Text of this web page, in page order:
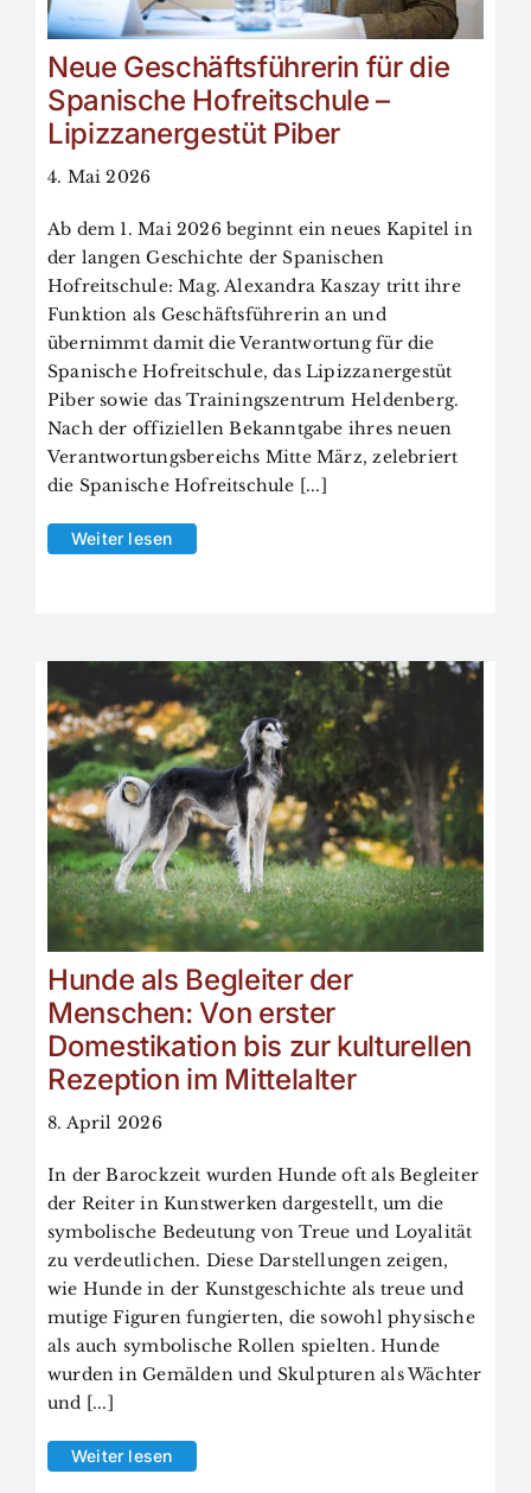
Neue Geschäftsführerin für die
Spanische Hofreitschule –
Lipizzanergestüt Piber
4. Mai 2026
Ab dem 1. Mai 2026 beginnt ein neues Kapitel in
der langen Geschichte der Spanischen
Hofreitschule: Mag. Alexandra Kaszay tritt ihre
Funktion als Geschäftsführerin an und
übernimmt damit die Verantwortung für die
Spanische Hofreitschule, das Lipizzanergestüt
Piber sowie das Trainingszentrum Heldenberg.
Nach der offiziellen Bekanntgabe ihres neuen
Verantwortungsbereichs Mitte März, zelebriert
die Spanische Hofreitschule [...]
Weiter lesen
Hunde als Begleiter der
Menschen: Von erster
Domestikation bis zur kulturellen
Rezeption im Mittelalter
8. April 2026
In der Barockzeit wurden Hunde oft als Begleiter
der Reiter in Kunstwerken dargestellt, um die
symbolische Bedeutung von Treue und Loyalität
zu verdeutlichen. Diese Darstellungen zeigen,
wie Hunde in der Kunstgeschichte als treue und
mutige Figuren fungierten, die sowohl physische
als auch symbolische Rollen spielten. Hunde
wurden in Gemälden und Skulpturen als Wächter
und [...]
Weiter lesen